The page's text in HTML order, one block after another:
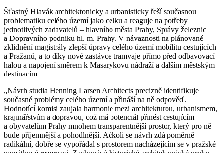
Šťastný Hlavák architektonicky a urbanisticky řeší současnou
problematiku celého území jako celku a reaguje na potřeby
jednotlivých zadavatelů – hlavního města Prahy, Správy železnic
a Dopravního podniku hl. m. Prahy. V návaznosti na plánované
zklidnění magistrály zlepší úpravy celého území mobilitu cestujících
a Pražanů, a to díky nové zastávce tramvaje přímo před odbavovací
halou a napojení směrem k Masarykovu nádraží a dalším městským
destinacím.
„Návrh studia Henning Larsen Architects precizně identifikuje
současné problémy celého území a přináší na ně odpověď.
Hodnotící komisi zaujala harmonie mezi architekturou, urbanismem,
krajinářstvím a dopravou, což má potenciál přinést cestujícím
a obyvatelům Prahy mnohem transparentnější prostor, který pro ně
bude příjemnější a pohodlnější. Ačkoli se návrh zdá poměrně
radikální, dobře se vypořádal s prostorem nacházejícím se v pražské